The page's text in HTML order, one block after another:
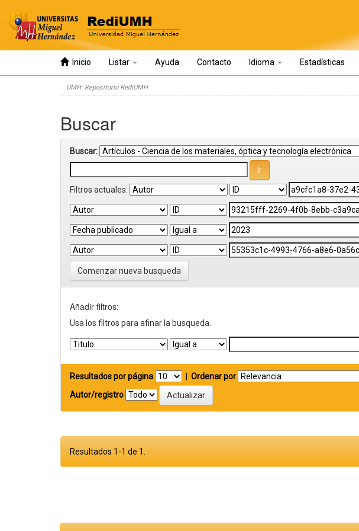
Inicio Listar Ayuda Contacto Idioma Estadísticas
UMH: Repositorio RediUMH
Buscar
Buscar:
Filtros actuales:
Comenzar nueva busqueda
Añadir filtros:
Usa los filtros para afinar la busqueda.
Resultados por página Ordenar por
Autor/registro
Resultados 1-1 de 1.